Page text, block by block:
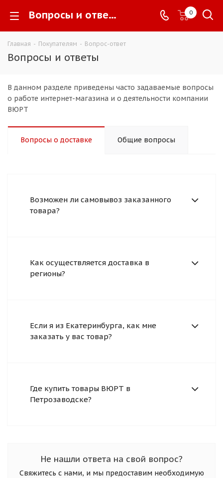
Вопросы и ответы - 0
Главная - Покупателям - Вопрос-ответ
Вопросы и ответы
В данном разделе приведены часто задаваемые вопросы
о работе интернет-магазина и о деятельности компании
ВЮРТ
Вопросы о доставке Общие вопросы
Возможен ли самовывоз заказанного
товара?
Как осуществляется доставка в
регионы?
Если я из Екатеринбурга, как мне
заказать у вас товар?
Где купить товары ВЮРТ в
Петрозаводске?
Не нашли ответа на свой вопрос?
Свяжитесь с нами, и мы предоставим необходимую